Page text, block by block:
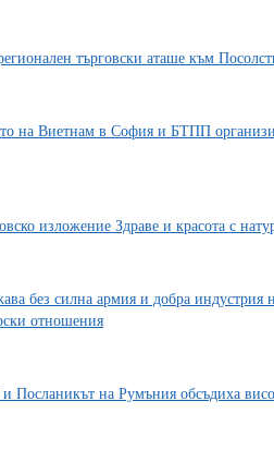
търговски аташе към
на Виетнам в София и БТПП
изложение Здраве и красота с
без силна армия и добра индустрия
отношения
Посланикът на Румъния обсъдиха